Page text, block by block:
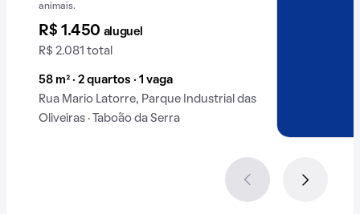
animais.
R$ 1.450 aluguel
R$ 2.081 total
58 m² · 2 quartos · 1 vaga
Rua Mario Latorre, Parque Industrial das
Oliveiras · Taboão da Serra